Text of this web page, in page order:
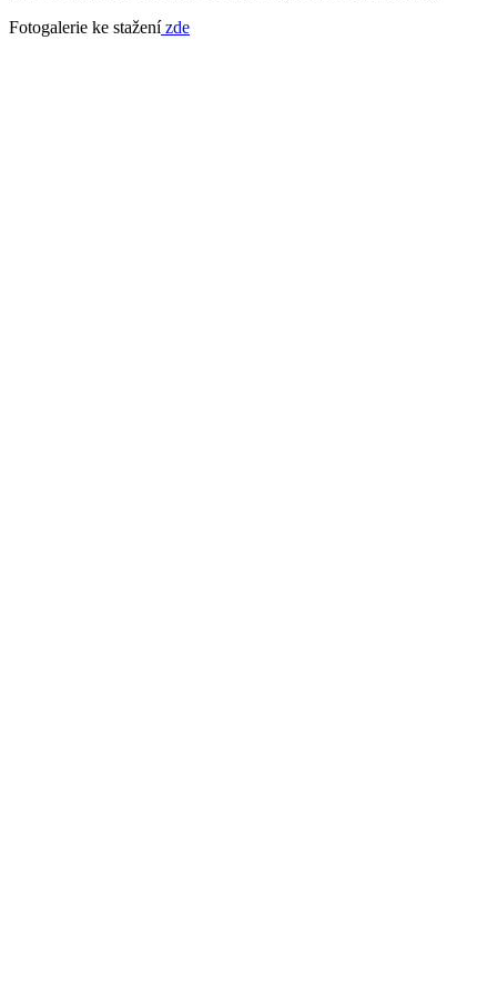
Fotogalerie ke staženízde